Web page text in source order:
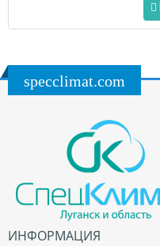
specclimat.com
ИНФОРМАЦИЯ